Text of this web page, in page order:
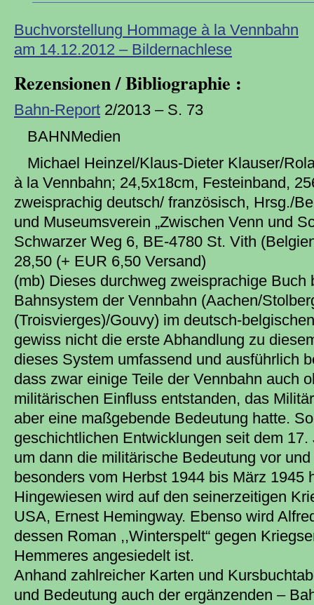
Buchvorstellung Hommage à la Vennbahn
am 14.12.2012 – Bildernachlese
Rezensionen / Bibliographie :
Bahn-Report 2/2013 – S. 73
BAHNMedien
Michael Heinzel/Klaus-Dieter Klauser/
à la Vennbahn; 24,5x18cm, Festeinband,
zweisprachig deutsch/ französisch, Hrsg./
und Museumsverein „Zwischen Venn und
Schwarzer Weg 6, BE-4780 St. Vith
28,50 (+ EUR 6,50 Versand)
(mb) Dieses durchweg zweisprachige Buch
Bahnsystem der Vennbahn (Aachen/
(Troisvierges)/Gouvy) im deutsch-
gewiss nicht die erste Abhandlung zu
dieses System umfassend und ausführlich
dass zwar einige Teile der Vennbahn auch
militärischen Einfluss entstanden, das
aber eine maßgebende Bedeutung hatte.
geschichtlichen Entwicklungen seit dem
um dann die militärische Bedeutung vor
besonders vom Herbst 1944 bis März 1945
Hingewiesen wird auf den seinerzeitigen
USA, Ernest Hemingway. Ebenso wird
dessen Roman ,,Winterspelt“ gegen
Hemmeres angesiedelt ist.
Anhand zahlreicher Karten und
und Bedeutung auch der ergänzenden –